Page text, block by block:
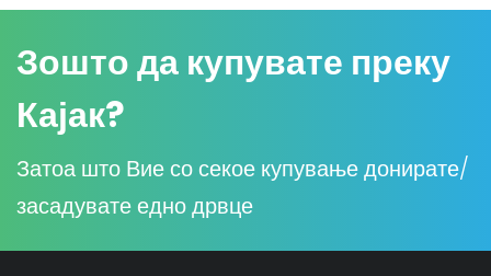
Зошто да купувате преку
Кајак?
Затоа што Вие со секое купување донирате/
засадувате едно дрвце